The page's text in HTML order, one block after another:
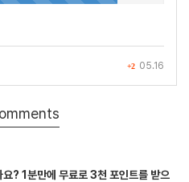
+2 05.16
? 1분만에 무료로 3천 포인트를 받으